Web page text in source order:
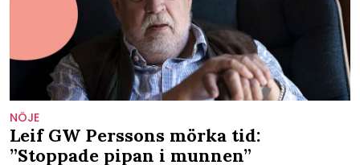
NÖJE
Leif GW Perssons mörka tid:
”Stoppade pipan i munnen”